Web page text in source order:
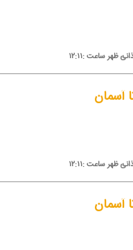
ظهر ساعت :۱۲:۱۱
آسمان
ظهر ساعت :۱۲:۱۱
آسمان